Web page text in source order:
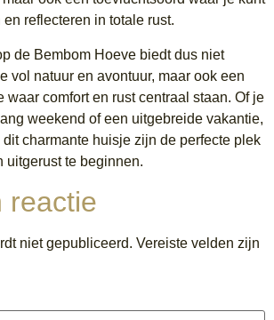
en reflecteren in totale rust.
de Bembom Hoeve biedt dus niet
vol natuur en avontuur, maar ook een
waar comfort en rust centraal staan. Of je
weekend of een uitgebreide vakantie,
charmante huisje zijn de perfecte plek
uitgerust te beginnen.
reactie
niet gepubliceerd. Vereiste velden zijn